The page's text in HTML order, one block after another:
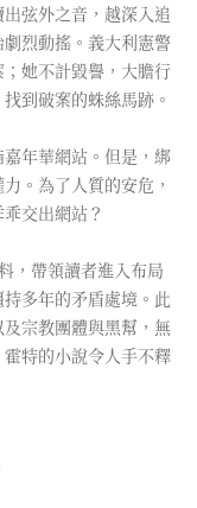
弦外之音，越深入追
烈動搖。義大利憲警
她不計毀譽，大膽行
到破案的蛛絲馬跡。
年華網站。但是，綁
。為了人質的安危，
交出網站？
，帶領讀者進入布局
多年的矛盾處境。此
宗教團體與黑幫，無
特的小說令人手不釋